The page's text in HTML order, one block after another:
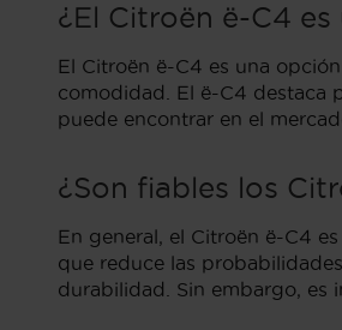
¿El Citroën ë-C4
El Citroën ë-C4 es una
comodidad. El ë-C4 destaca
puede encontrar en el
¿Son fiables los
En general, el Citroën ë-C4
que reduce las
durabilidad. Sin embargo, es